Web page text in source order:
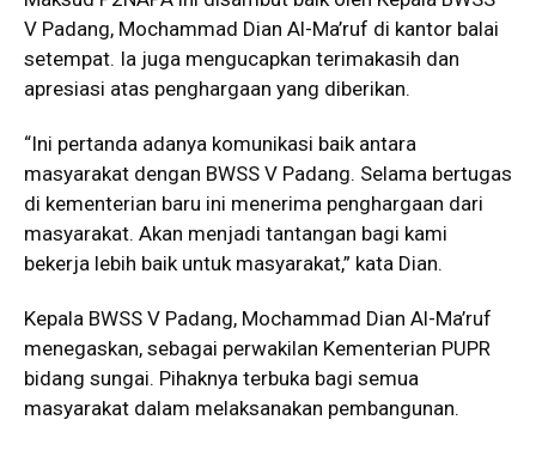
V Padang, Mochammad Dian Al-Ma’ruf di kantor balai
setempat. Ia juga mengucapkan terimakasih dan
apresiasi atas penghargaan yang diberikan.
“Ini pertanda adanya komunikasi baik antara
masyarakat dengan BWSS V Padang. Selama bertugas
di kementerian baru ini menerima penghargaan dari
masyarakat. Akan menjadi tantangan bagi kami
bekerja lebih baik untuk masyarakat,” kata Dian.
Kepala BWSS V Padang, Mochammad Dian Al-Ma’ruf
menegaskan, sebagai perwakilan Kementerian PUPR
bidang sungai. Pihaknya terbuka bagi semua
masyarakat dalam melaksanakan pembangunan.